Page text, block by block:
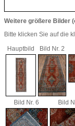
Weitere größere Bilder
Bitte klicken Sie auf die
Hauptbild
Bild Nr. 2
Bild Nr. 6 Bild